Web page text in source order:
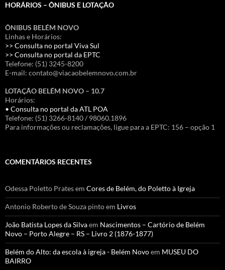
HORÁRIOS – ÔNIBUS E LOTAÇÃO
ÔNIBUS BELÉM NOVO
Linhas e Horários:
>> Consulta no portal Viva Sul
>> Consulta no portal da EPTC
Telefone: (51) 3245-8200
E-mail: contato@viacaobelemnovo.com.br
LOTAÇÃO BELÉM NOVO – 10.7
Horários:
• Consulta no portal da ATL POA
Telefone: (51) 3266-8140 / 98060.1896
Para informações ou reclamações, ligue para a EPTC: 156 – opção 1
COMENTÁRIOS RECENTES
Odessa Poletto Pratesem Cores de Belém, do Poletto à Igreja
Antonio Roberto de Souza pintoem Livros
João Batista Lopes da Silvaem Nascimentos – Cartório de Belém
Novo – Porto Alegre – RS – Livro 2 (1876-1877)
Belém do Alto: da escola à igreja - Belém Novoem MUSEU DO
BAIRRO